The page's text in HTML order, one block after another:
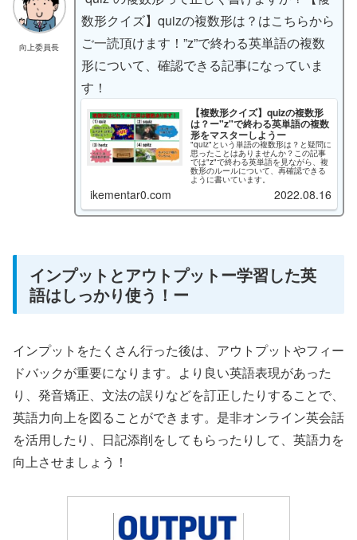
向上委員長
数形クイズ】quizの複数形は？はこちらから
ご一読頂けます！”z”で終わる英単語の複数
形について、確認できる記事になっていま
す！
【複数形クイズ】quizの複数形
は？ー"z"で終わる英単語の複数
形をマスターしようー
"quiz"という単語の複数形は？と疑問に
思ったことはありませんか？この記事
では"z"で終わる英単語を見ながら、複
数形のルールについて、再確認できる
ように書いています。
ikementar0.com 2022.08.16
インプットとアウトプットー学習した英
語はしっかり使う！ー
インプットをたくさん行った後は、アウトプットやフィー
ドバックが重要になります。より良い英語表現があった
り、発音矯正、文法の誤りなどを訂正したりすることで、
英語力向上を図ることができます。是非オンライン英会話
を活用したり、日記添削をしてもらったりして、英語力を
向上させましょう！